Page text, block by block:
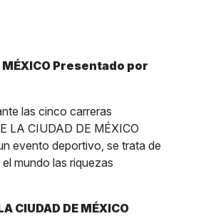
MÉXICO Presentado por
las cinco carreras
LA CIUDAD DE MÉXICO
evento deportivo, se trata de
mundo las riquezas
CIUDAD DE MÉXICO